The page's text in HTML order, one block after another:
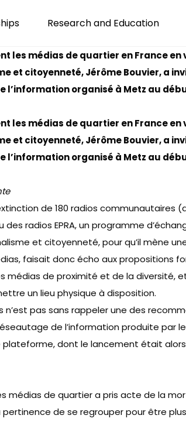
Research and Education
les médias de quartier en France
et citoyenneté, Jérôme Bouvier, a
l’information organisé à Metz au
les médias de quartier en France
et citoyenneté, Jérôme Bouvier, a
l’information organisé à Metz au
de 180 radios communautaires
radios EPRA, un programme
et citoyenneté, pour qu’il mène
faisait donc écho aux propositions
de proximité et de la diversité,
un lieu physique à disposition.
pas sans rappeler une des
de l’information produite
dont le lancement était alors
de quartier a pris acte de la
de se regrouper pour être